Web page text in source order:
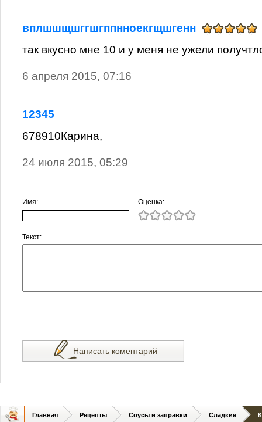
вплшшщшггшгппнноекгщшгенн
так вкусно мне 10 и у меня не ужели
6 апреля 2015, 07:16
12345
678910Карина,
24 июля 2015, 05:29
Имя: Оценка:
Текст:
Написать коментарий
Главная Рецепты Соусы и заправки Сладкие